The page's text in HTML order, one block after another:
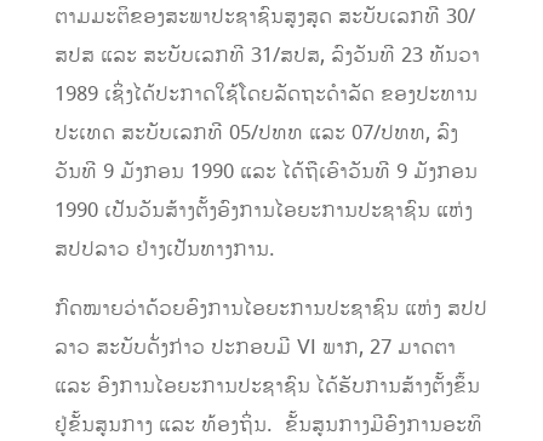
ຕາມມະຕິຂອງສະພາປະຊາຊົນສູງສຸດ ສະບັບເລກທີ 30/
ສປສ ແລະ ສະບັບເລກທີ 31/ສປສ, ລົງວັນທີ 23 ທັນວາ
1989 ເຊິ່ງໄດ້ປະກາດໃຊ້ໂດຍລັດຖະດໍາລັດ ຂອງປະທານ
ປະເທດ ສະບັບເລກທີ 05/ປທທ ແລະ 07/ປທທ, ລົງ
ວັນທີ 9 ມັງກອນ 1990 ແລະ ໄດ້ຖືເອົາວັນທີ 9 ມັງກອນ
1990 ເປັນວັນສ້າງຕັ້ງອົງການໄອຍະການປະຊາຊົນ ແຫ່ງ
ສປປລາວ ຢ່າງເປັນທາງການ.
ກົດໝາຍວ່າດ້ວຍອົງການໄອຍະການປະຊາຊົນ ແຫ່ງ ສປປ
ລາວ ສະບັບດັ່ງກ່າວ ປະກອບມີ VI ພາກ, 27 ມາດຕາ
ແລະ ອົງການໄອຍະການປະຊາຊົນ ໄດ້ຮັບການສ້າງຕັ້ງຂຶ້ນ
ຢູ່ຂັ້ນສູນກາງ ແລະ ທ້ອງຖິ່ນ. ຂັ້ນສູນກາງມີອົງການອະທິ